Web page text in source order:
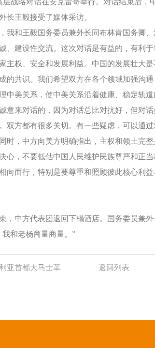
层战略对话在安克雷奇举行。对话结束后
长王毅接受了媒体采访。
我和王毅国务委员兼外长同布林肯国务卿
、建设性交流。这次对话是有益的，有利
主权、安全和发展利益。中国的发展壮大
的共识。我们希望双方在各个领域加强沟
中美关系，使中美关系沿着健康、稳定轨道
意来对话的，因为对话总比对抗好，但对
双方都有很多关切。有一些疑虑，可以通
时，中方向美方明确指出，主权和领土完
心，不要低估中国人民维护民族尊严和正
向而行，特别是要尊重和照顾彼此核心利
，中方代表团返回下榻酒店。国务委员兼
和老杨商量商量。”
亚首都大马士革 返回列表